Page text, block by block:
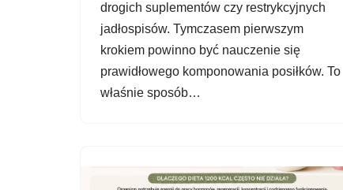
drogich suplementów czy restrykcyjnych
jadłospisów. Tymczasem pierwszym
krokiem powinno być nauczenie się
prawidłowego komponowania posiłków. To
właśnie sposób…